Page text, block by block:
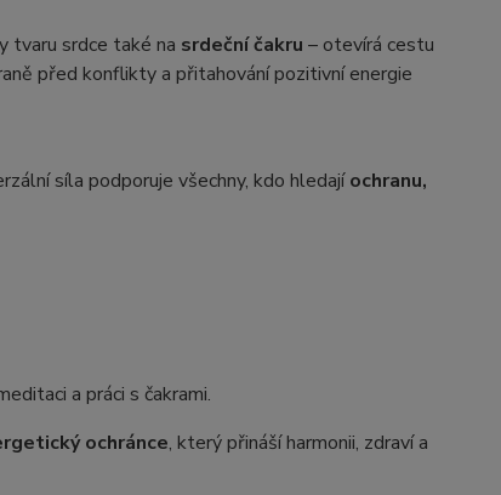
tvaru srdce také na srdeční čakru – otevírá cestu
před konflikty a přitahování pozitivní energie
síla podporuje všechny, kdo hledajíochranu,
a práci s čakrami.
ochránce, který přináší harmonii, zdraví a